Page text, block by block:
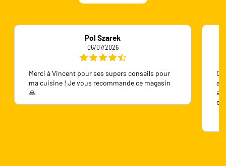
Pol Szarek
06/07/2026
Merci à Vincent pour ses supers conseils pour
ma cuisine ! Je vous recommande ce magasin
🙏